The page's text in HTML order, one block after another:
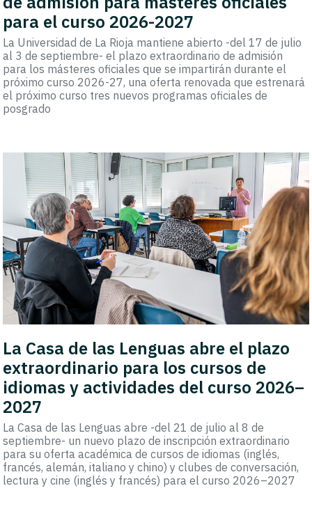
para el curso 2026-2027
La Universidad de La Rioja mantiene abierto -del 17 de julio
al 3 de septiembre- el plazo extraordinario de admisión
para los másteres oficiales que se impartirán durante el
próximo curso 2026-27, una oferta renovada que estrenará
el próximo curso tres nuevos programas oficiales de
posgrado
La Casa de las Lenguas abre el plazo
extraordinario para los cursos de
idiomas y actividades del curso 2026–
2027
La Casa de las Lenguas abre -del 21 de julio al 8 de
septiembre- un nuevo plazo de inscripción extraordinario
para su oferta académica de cursos de idiomas (inglés,
francés, alemán, italiano y chino) y clubes de conversación,
lectura y cine (inglés y francés) para el curso 2026–2027